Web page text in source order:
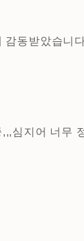
동받았습니
심지어 너무